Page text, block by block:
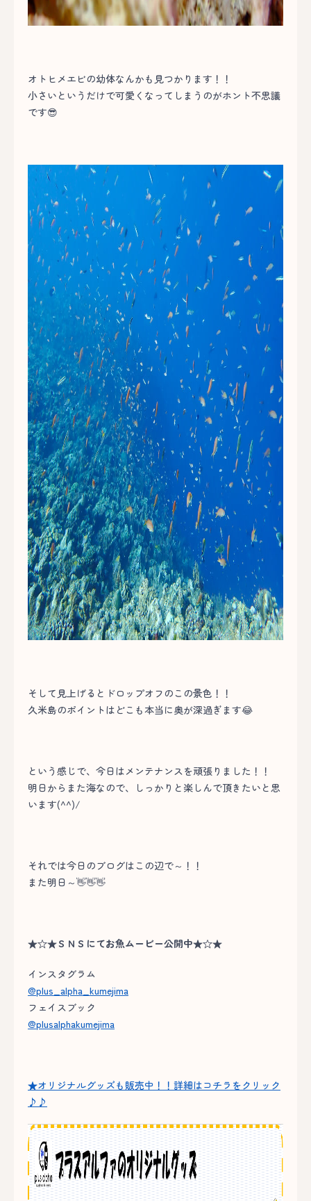
オトヒメエビの幼体なんかも見つかります！！
小さいというだけで可愛くなってしまうのがホント不思議
です😎
そして見上げるとドロップオフのこの景色！！
久米島のポイントはどこも本当に奥が深過ぎます😂
という感じで、今日はメンテナンスを頑張りました！！
明日からまた海なので、しっかりと楽しんで頂きたいと思
います(^^)/
それでは今日のブログはこの辺で～！！
また明日～👋👋👋
★☆★ＳＮＳにてお魚ムービー公開中★☆★
インスタグラム
@plus_alpha_kumejima
フェイスブック
@plusalphakumejima
★オリジナルグッズも販売中！！詳細はコチラをクリック
♪♪